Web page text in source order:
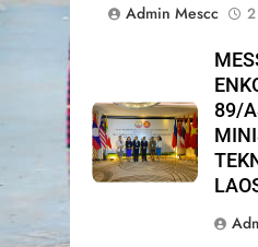
Admin Mescc
89/